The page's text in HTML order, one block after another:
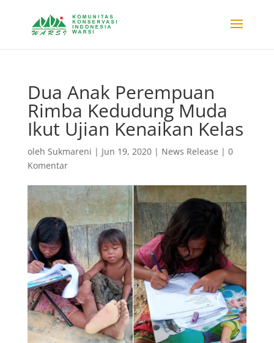
Dua Anak Perempuan
Rimba Kedudung Muda
Ikut Ujian Kenaikan Kelas
oleh Sukmareni | Jun 19, 2020| News Release | 0
Komentar